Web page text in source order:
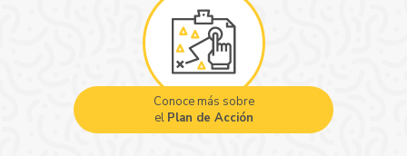
Conoce más sobre
el Plan de Acción